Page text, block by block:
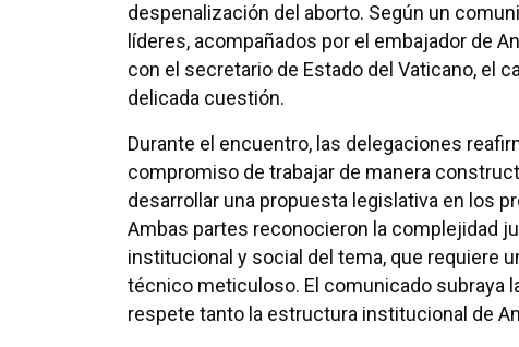
despenalización del aborto. Según un
líderes, acompañados por el embajador de
con el secretario de Estado del Vaticano, el
delicada cuestión.
Durante el encuentro, las delegaciones
compromiso de trabajar de manera
desarrollar una propuesta legislativa en los
Ambas partes reconocieron la complejidad
institucional y social del tema, que requiere
técnico meticuloso. El comunicado subraya
respete tanto la estructura institucional de